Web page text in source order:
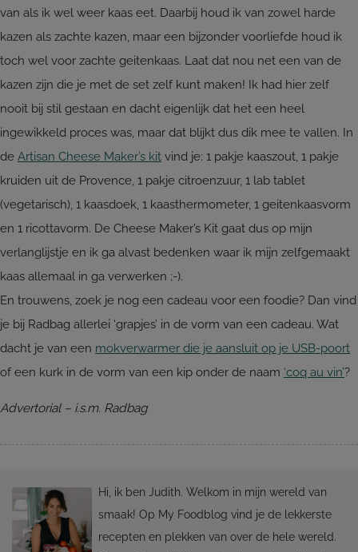
van als ik wel weer kaas eet. Daarbij houd ik van zowel harde
kazen als zachte kazen, maar een bijzonder voorliefde houd ik
toch wel voor zachte geitenkaas. Laat dat nou net een van de
kazen zijn die je met de set zelf kunt maken! Ik had hier zelf
nooit bij stil gestaan en dacht eigenlijk dat het een heel
ingewikkeld proces was, maar dat blijkt dus dik mee te vallen. In
de Artisan Cheese Maker’s kit vind je: 1 pakje kaaszout, 1 pakje
kruiden uit de Provence, 1 pakje citroenzuur, 1 lab tablet
(vegetarisch), 1 kaasdoek, 1 kaasthermometer, 1 geitenkaasvorm
en 1 ricottavorm. De Cheese Maker’s Kit gaat dus op mijn
verlanglijstje en ik ga alvast bedenken waar ik mijn zelfgemaakt
kaas allemaal in ga verwerken ;-).
En trouwens, zoek je nog een cadeau voor een foodie? Dan vind
je bij Radbag allerlei ‘grapjes’ in de vorm van een cadeau. Wat
dacht je van een mokverwarmer die je aansluit op je USB-poort
of een kurk in de vorm van een kip onder de naam ‘coq au vin’?
Advertorial – i.s.m. Radbag
Hi, ik ben Judith. Welkom in mijn wereld van
smaak! Op My Foodblog vind je de lekkerste
recepten en plekken van over de hele wereld.